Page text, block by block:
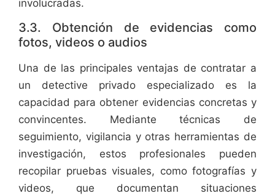
involucradas.
3.3. Obtención de evidencias como
fotos, videos o audios
Una de las principales ventajas de contratar a
un detective privado especializado es la
capacidad para obtener evidencias concretas y
convincentes. Mediante técnicas de
seguimiento, vigilancia y otras herramientas de
investigación, estos profesionales pueden
recopilar pruebas visuales, como fotografías y
videos, que documentan situaciones